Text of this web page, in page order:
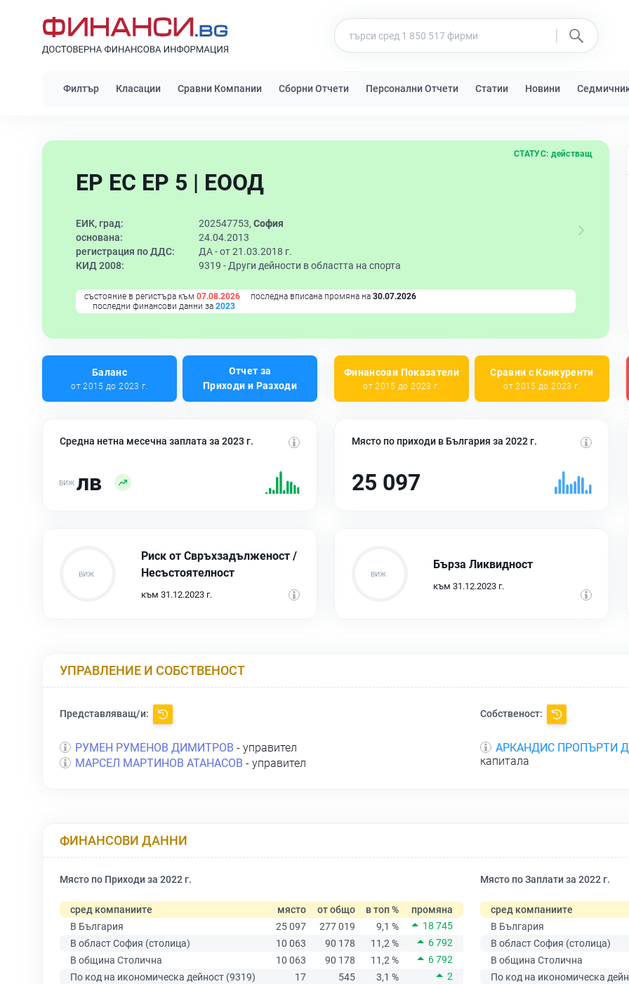
Филтър Класации Сравни Компании Сборни Отчети Персонални Отчети Статии Новини
ЕР ЕС ЕР 5 | ЕООД
СТАТУС: действащ
ЕИК, град: 202547753, София
основана:
24.04.2013
регистрация по ДДС:
ДА - от 21.03.2018 г.
КИД 2008:
9319 - Други дейности в областта на спорта
състояние в регистъра към 07.08.2026 последна вписана промяна на 30.07.2026
последни финансови данни за 2023
Баланс
от 2015 до 2023 г.
Отчет за
Приходи и Разходи
Финансови Показатели
от 2015 до 2023 г.
Сравни с Конкуренти
от 2015 до 2023 г.
Средна нетна месечна заплата за 2023 г.
лв
Място по приходи в България за 2022 г.
25 097
Риск от Свръхзадълженост /
Несъстоятелност
към 31.12.2023 г.
Бърза Ликвидност
към 31.12.2023 г.
УПРАВЛЕНИЕ И СОБСТВЕНОСТ
Представляващ/и:
РУМЕН РУМЕНОВ ДИМИТРОВ - управител
МАРСЕЛ МАРТИНОВ АТАНАСОВ - управител
Собственост:
АРКАНДИС ПРОПЪРТИ
капитала
ФИНАНСОВИ ДАННИ
Място по Приходи за 2022 г.
сред компаниите място от общо в топ %
промяна
В България
25 097 277 019 9,1 %
18 745
В област София (столица)
10 063 90 178 11,2 %
6 792
В община Столична
10 063 90 178 11,2 %
6 792
По код на икономическа дейност (9319)
17 545 3,1 % 2
Място по Заплати за 2022 г.
сред компаниите
В България
В област София (столица)
В община Столична
По код на икономическа